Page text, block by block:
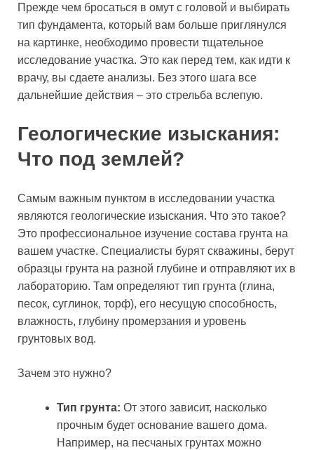
Прежде чем бросаться в омут с головой и выбирать
тип фундамента, который вам больше приглянулся
на картинке, необходимо провести тщательное
исследование участка. Это как перед тем, как идти к
врачу, вы сдаете анализы. Без этого шага все
дальнейшие действия – это стрельба вслепую.
Геологические изыскания:
Что под землей?
Самым важным пунктом в исследовании участка
являются геологические изыскания. Что это такое?
Это профессиональное изучение состава грунта на
вашем участке. Специалисты бурят скважины, берут
образцы грунта на разной глубине и отправляют их в
лабораторию. Там определяют тип грунта (глина,
песок, суглинок, торф), его несущую способность,
влажность, глубину промерзания и уровень
грунтовых вод.
Зачем это нужно?
Тип грунта: От этого зависит, насколько
прочным будет основание вашего дома.
Например, на песчаных грунтах можно